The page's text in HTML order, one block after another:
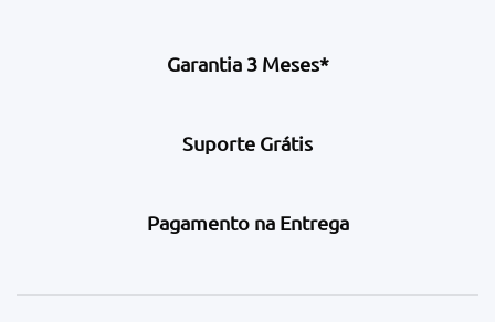
Garantia 3 Meses*
Suporte Grátis
Pagamento na Entrega